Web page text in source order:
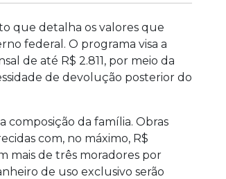
que detalha os valores que
federal. O programa visa a
de até R$ 2.811, por meio da
de devolução posterior do
composição da família. Obras
com, no máximo, R$
mais de três moradores por
de uso exclusivo serão